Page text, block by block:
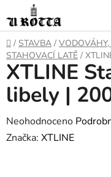
na
obsah
DOMŮ
/ STAVBA /
STAHOVACÍ LATĚ /
XTLINE
libely |
Průměrné
hodnocení
Neohodnoceno
Značka: XTLINE